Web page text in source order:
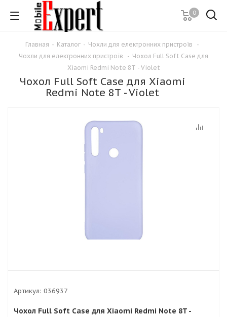
0
Главная - Каталог - Чохли для електронних пристроїв
-
Чохли для електронних пристроїв
- Чохол Full Soft Case для
Xiaomi Redmi Note 8T - Violet
Чохол Full Soft Case для Xiaomi
Redmi Note 8T - Violet
Артикул: 036937
Чохол Full Soft Case для Xiaomi Redmi Note 8T -